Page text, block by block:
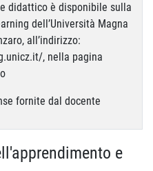
didattico è disponibile sulla
dell’Università Magna
all’indirizzo:
, nella pagina
fornite dal docente
e